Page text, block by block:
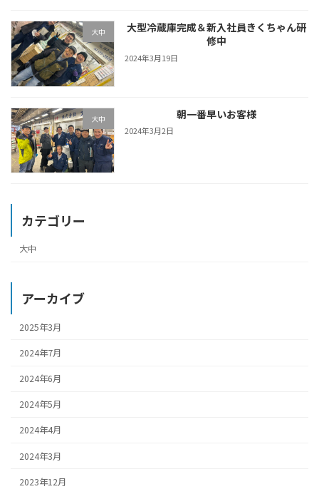
大中
大型冷蔵庫完成＆新入社員きくちゃん研
修中
2024年3月19日
大中 朝一番早いお客様
2024年3月2日
カテゴリー
大中
アーカイブ
2025年3月
2024年7月
2024年6月
2024年5月
2024年4月
2024年3月
2023年12月